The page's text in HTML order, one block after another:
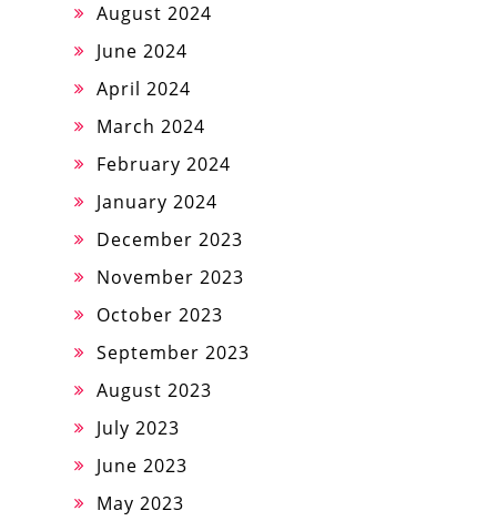
August 2024
June 2024
April 2024
March 2024
February 2024
January 2024
December 2023
November 2023
October 2023
September 2023
August 2023
July 2023
June 2023
May 2023